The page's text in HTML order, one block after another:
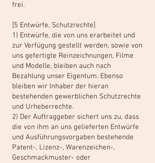
frei.
[5 Entwürfe, Schutzrechte]
1) Entwürfe, die von uns erarbeitet und
zur Verfügung gestellt werden, sowie von
uns gefertigte Reinzeichnungen, Filme
und Modelle, bleiben auch nach
Bezahlung unser Eigentum. Ebenso
bleiben wir Inhaber der hieran
bestehenden gewerblichen Schutzrechte
und Urheberrechte.
2) Der Auftraggeber sichert uns zu, dass
die von ihm an uns gelieferten Entwürfe
und Ausführungsvorgaben bestehende
Patent-, Lizenz-, Warenzeichen-,
Geschmackmuster- oder